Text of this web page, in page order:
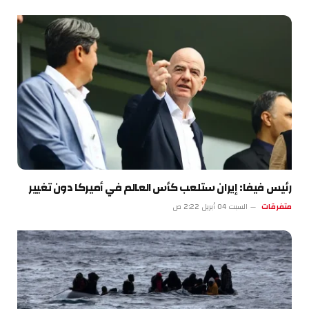
رئيس فيفا: إيران ستلعب كأس العالم في أميركا دون تغيير
متفرقات السبت 04 أبريل 2:22 ص